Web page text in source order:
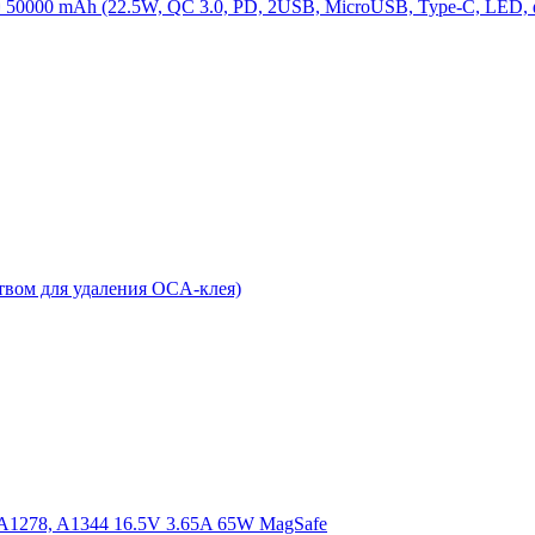
50000 mAh (22.5W, QC 3.0, PD, 2USB, MicroUSB, Type-C,
для удаления OCA-клея)
A1344 16.5V 3.65A 65W MagSafe